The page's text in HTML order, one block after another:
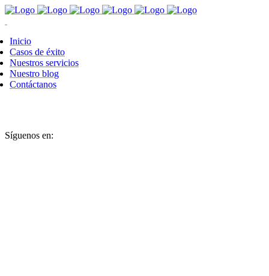
Inicio
Casos de éxito
Nuestros servicios
Nuestro blog
Contáctanos
Síguenos en: